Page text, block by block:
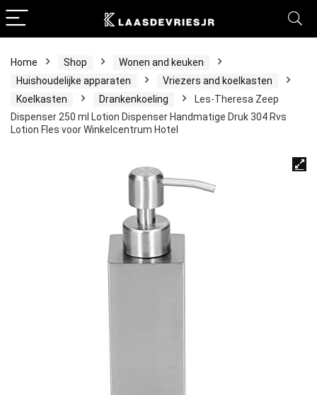
Home Shop
Wonen and keuken
Huishoudelijke apparaten
Vriezers and koelkasten
Koelkasten
Drankenkoeling
Les-Theresa Zeep
Dispenser 250 ml Lotion Dispenser Handmatige Druk 304 Rvs
Lotion Fles voor Winkelcentrum Hotel